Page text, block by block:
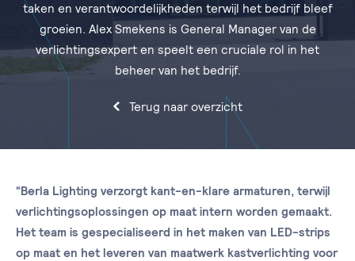
taken en verantwoordelijkheden terwijl het bedrijf bleef
groeien. Alex Smekens is General Manager van de
verlichtingsexpert en speelt een cruciale rol in het
beheer van het bedrijf.
Terug naar overzicht
“Berla Lighting verzorgt kant-en-klare armaturen, terwijl
verlichtingsoplossingen op maat intern worden gemaakt.
Het team is gespecialiseerd in het maken van LED-strips
op maat en het leveren van maatwerk kastverlichting voor